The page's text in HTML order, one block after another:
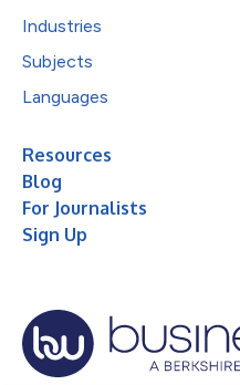
Industries
Subjects
Languages
Resources
Blog
For Journalists
Sign Up